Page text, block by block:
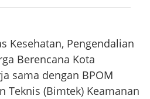
Kesehatan, Pengendalian
Berencana Kota
sama dengan BPOM
Teknis (Bimtek) Keamanan